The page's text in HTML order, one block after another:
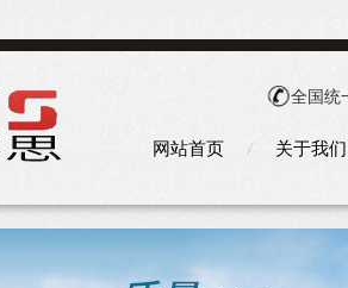
全国统
网站首页 关于我们